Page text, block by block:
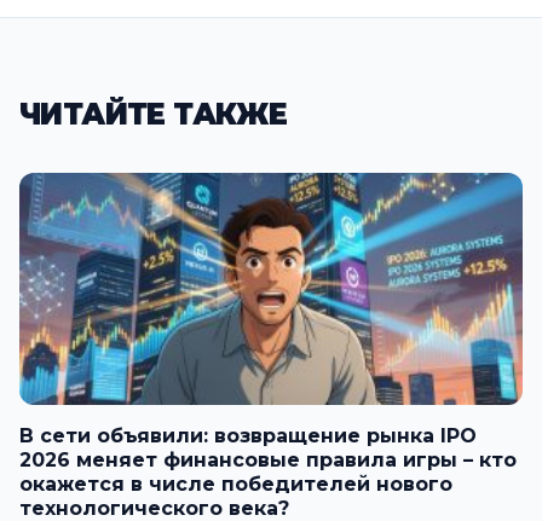
ЧИТАЙТЕ ТАКЖЕ
В сети объявили: возвращение рынка IPO
2026 меняет финансовые правила игры – кто
окажется в числе победителей нового
технологического века?